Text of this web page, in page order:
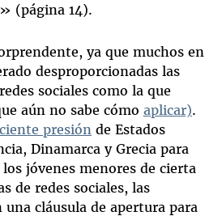
(página 14).
ya que muchos en
desproporcionadas las
sociales como la que
aún no sabe cómo aplicar).
presión de Estados
Dinamarca y Grecia para
jóvenes menores de cierta
de redes sociales, las
cláusula de apertura para